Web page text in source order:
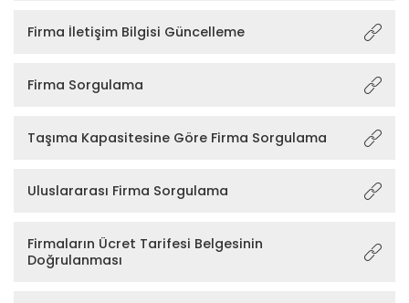
Firma İletişim Bilgisi Güncelleme
Firma Sorgulama
Taşıma Kapasitesine Göre Firma Sorgulama
Uluslararası Firma Sorgulama
Firmaların Ücret Tarifesi Belgesinin
Doğrulanması